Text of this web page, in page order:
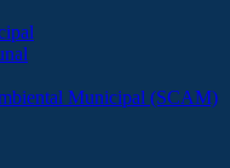
Municipal (SCAM)